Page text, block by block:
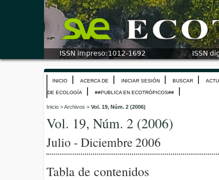
INICIO ACERCA DE INICIAR SESIÓN BUSCAR
DE ECOLOGÍA ##PUBLICA EN ECOTRÓPICOS##
Inicio >Archivos > Vol. 19, Núm. 2 (2006)
Vol. 19, Núm. 2 (2006)
Julio - Diciembre 2006
Tabla de contenidos